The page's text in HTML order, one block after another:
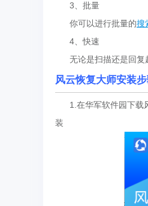
3、批量
你可以进行批量的搜
4、快速
无论是扫描还是回复
风云恢复大师安装
1.在华军软件园下载
装